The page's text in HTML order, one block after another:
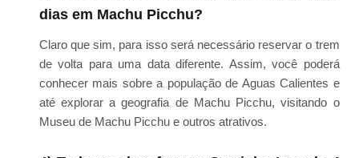
dias em Machu Picchu?
Claro que sim, para isso será necessário reservar o trem
de volta para uma data diferente. Assim, você poderá
conhecer mais sobre a população de Aguas Calientes e
até explorar a geografia de Machu Picchu, visitando o
Museu de Machu Picchu e outros atrativos.